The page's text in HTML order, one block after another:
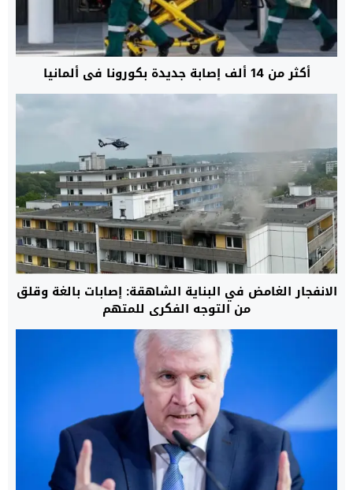
أكثر من 14 ألف إصابة جديدة بكورونا في ألمانيا
الانفجار الغامض في البناية الشاهقة: إصابات بالغة وقلق
من التوجه الفكري للمتهم